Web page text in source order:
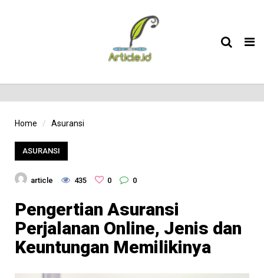
Home Asuransi
ASURANSI
article 435 0 0
Pengertian Asuransi
Perjalanan Online, Jenis dan
Keuntungan Memilikinya